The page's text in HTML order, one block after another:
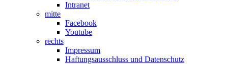
Intranet
mitte
Facebook
Youtube
rechts
Impressum
Haftungsausschluss und Datenschutz